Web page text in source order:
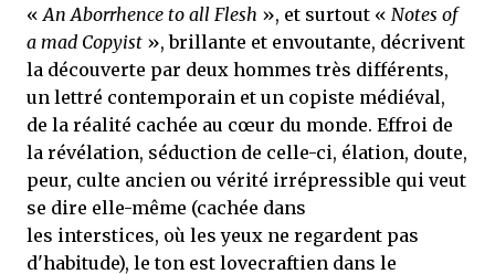
«An Aborrhence to all Flesh », et surtout « Notes of
a mad Copyist », brillante et envoutante, décrivent
la découverte par deux hommes très différents,
un lettré contemporain et un copiste médiéval,
de la réalité cachée au cœur du monde. Effroi de
la révélation, séduction de celle-ci, élation, doute,
peur, culte ancien ou vérité irrépressible qui veut
se dire elle-même (cachée dans
les interstices, où les yeux ne regardent pas
d'habitude), le ton est lovecraftien dans le